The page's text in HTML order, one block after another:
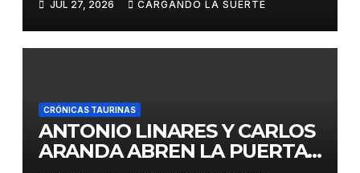
JUL 27, 2026 CARGANDO LA SUERTE
CRÓNICAS TAURINAS
ANTONIO LINARES Y CARLOS
ARANDA ABREN LA PUERTA